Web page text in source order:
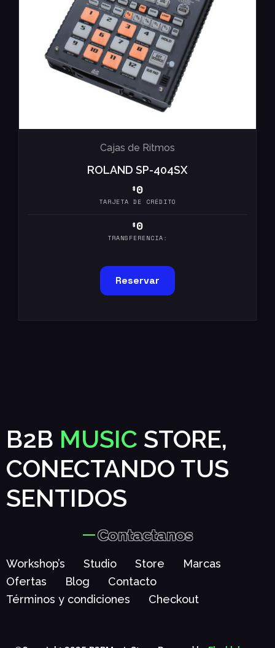
Cajas de Ritmos
ROLAND SP-404SX
$0
TARJETA DE CRÉDITO
$0
TRANSFERENCIA:
Reservar
B2B MUSIC STORE,
CONECTANDO TUS
SENTIDOS
Contactanos
Workshop’s Studio Store
Marcas
Ofertas
Blog
Contacto
Términos y condiciones
Checkout